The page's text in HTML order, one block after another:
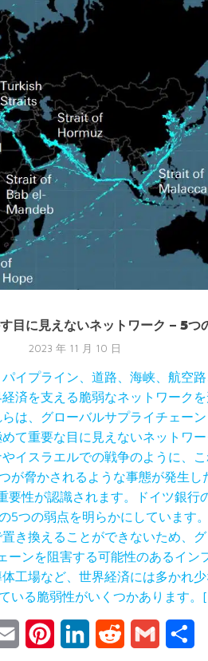
目に見えないネットワーク – 5つ
2023 年 11 月 10 日
イプライン、道路、海峡、航空
済を支える脆弱なネットワーク
は、グローバルサプライチェー
て重要な目に見えないネットワ
イスラエルでの戦争のように、
が脅かされるような事態が発生し
要性が認識されます。ドイツ銀行
5つの弱点を明らかにしています
き換えることができないため、
ーンを阻害する可能性のあるイン
工場など、世界経済には多かれ
いる脆弱性がいくつかあります
Email PinterestLinkedIn Reddit Gmail